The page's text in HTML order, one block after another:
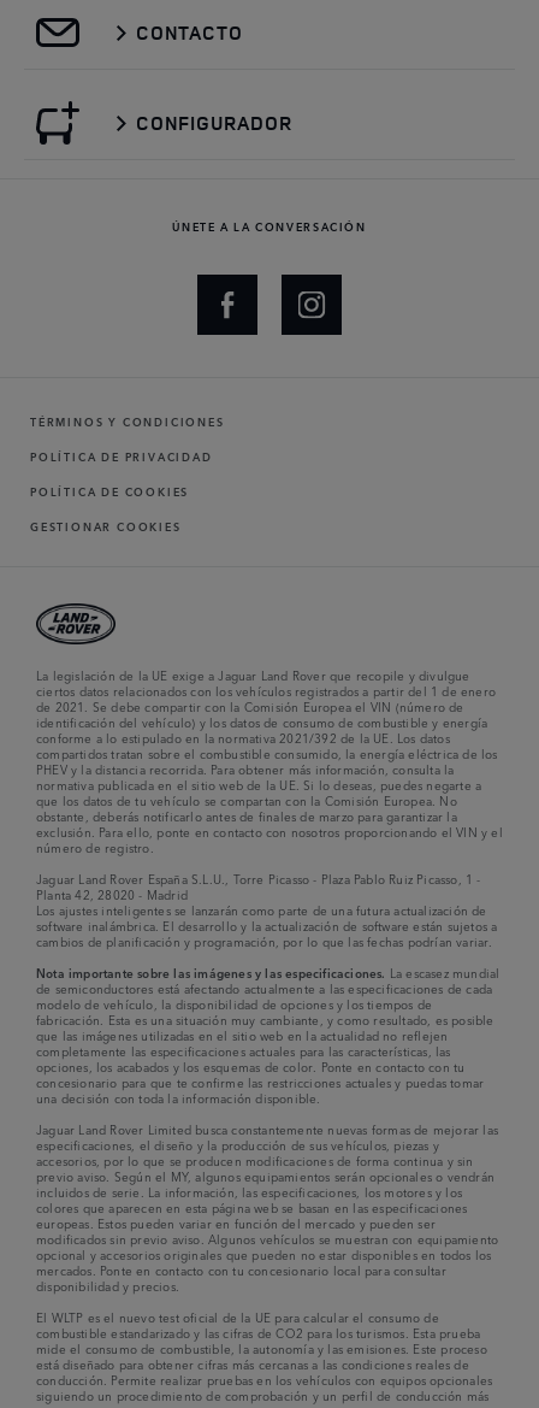
CONTACTO
CONFIGURADOR
ÚNETE A LA CONVERSACIÓN
TÉRMINOS Y CONDICIONES
POLÍTICA DE PRIVACIDAD
POLÍTICA DE COOKIES
GESTIONAR COOKIES
La legislación de la UE exige a Jaguar Land Rover que recopile y divulgue
ciertos datos relacionados con los vehículos registrados a partir del 1 de enero
de 2021. Se debe compartir con la Comisión Europea el VIN (número de
identificación del vehículo) y los datos de consumo de combustible y energía
conforme a lo estipulado en la normativa 2021/392 de la UE. Los datos
compartidos tratan sobre el combustible consumido, la energía eléctrica de los
PHEV y la distancia recorrida. Para obtener más información, consulta la
normativa publicada en el sitio web de la UE. Si lo deseas, puedes negarte a
que los datos de tu vehículo se compartan con la Comisión Europea. No
obstante, deberás notificarlo antes de finales de marzo para garantizar la
exclusión. Para ello, ponte en contacto con nosotros proporcionando el VIN y el
número de registro.
Jaguar Land Rover España S.L.U., Torre Picasso - Plaza Pablo Ruiz Picasso, 1 -
Planta 42, 28020 - Madrid
Los ajustes inteligentes se lanzarán como parte de una futura actualización de
software inalámbrica. El desarrollo y la actualización de software están sujetos a
cambios de planificación y programación, por lo que las fechas podrían variar.
Nota importante sobre las imágenes y las especificaciones. La escasez mundial
de semiconductores está afectando actualmente a las especificaciones de cada
modelo de vehículo, la disponibilidad de opciones y los tiempos de
fabricación. Esta es una situación muy cambiante, y como resultado, es posible
que las imágenes utilizadas en el sitio web en la actualidad no reflejen
completamente las especificaciones actuales para las características, las
opciones, los acabados y los esquemas de color. Ponte en contacto con tu
concesionario para que te confirme las restricciones actuales y puedas tomar
una decisión con toda la información disponible.
Jaguar Land Rover Limited busca constantemente nuevas formas de mejorar las
especificaciones, el diseño y la producción de sus vehículos, piezas y
accesorios, por lo que se producen modificaciones de forma continua y sin
previo aviso. Según el MY, algunos equipamientos serán opcionales o vendrán
incluidos de serie. La información, las especificaciones, los motores y los
colores que aparecen en esta página web se basan en las especificaciones
europeas. Estos pueden variar en función del mercado y pueden ser
modificados sin previo aviso. Algunos vehículos se muestran con equipamiento
opcional y accesorios originales que pueden no estar disponibles en todos los
mercados. Ponte en contacto con tu concesionario local para consultar
disponibilidad y precios.
El WLTP es el nuevo test oficial de la UE para calcular el consumo de
combustible estandarizado y las cifras de CO2 para los turismos. Esta prueba
mide el consumo de combustible, la autonomía y las emisiones. Este proceso
está diseñado para obtener cifras más cercanas a las condiciones reales de
conducción. Permite realizar pruebas en los vehículos con equipos opcionales
siguiendo un procedimiento de comprobación y un perfil de conducción más